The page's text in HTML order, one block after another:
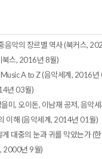
음악의 장르별 역사 (북커스,
북스, 2016년 8월)
A to Z (음악세계, 2016년
년 03월)
미, 오이돈, 이남재 공저, 음악
이해 (음악세계, 2014년 01월)
게 대중의 눈과 귀를 막았는가 (
2000년 9월)